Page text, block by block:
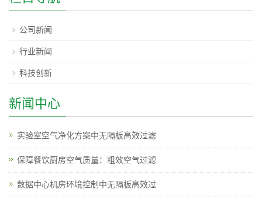
公司新闻
行业新闻
科技创新
新闻中心
实验室空气净化方案中无隔板高效过滤
保障餐饮厨房空气质量：粗效空气过滤
数据中心机房环境控制中无隔板高效过